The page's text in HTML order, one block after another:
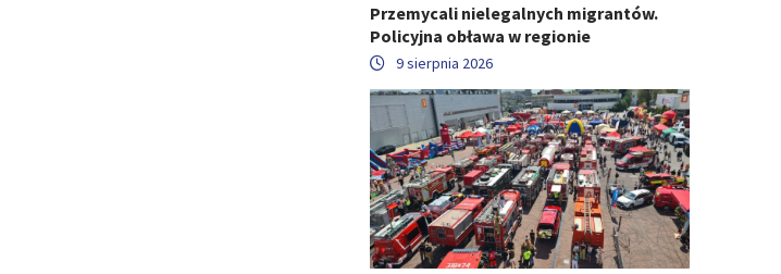
Przemycali nielegalnych migrantów.
Policyjna obława w regionie
9 sierpnia 2026